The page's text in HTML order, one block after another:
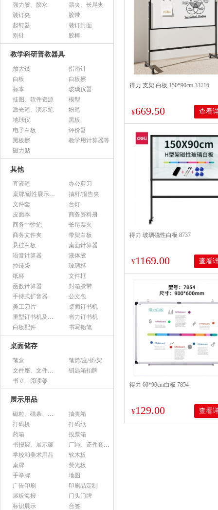
强力胶、胶水
票夹、长尾夹
装订夹
胶带
起钉器
装订封面
别针
胶棒
教学科研普教器具
放大镜
指南针
白板
白板擦
标本
玻璃仪器
挂图、软件资源
模型
激光笔、演示笔
粉笔
地球仪
黑板
电子白板
评价器
黑板擦
教学用计算器等
磁力贴
其他
直液笔
办公剪刀
桌牌/磁性展示帖/证件框
抽杆/报告夹
文件套
台灯
皮面本
商务资料册
商务中性笔
长尾票夹
商务文件夹
带架白板
悬挂白板
桌面计算器
语音计算器
液体胶
拉链袋
玻璃杯
纸杯
文件框
函数计算器
封箱胶带
手持式扩音器
公文包
美工刀片
桌面订书机
重型订书机及其它
省力订书机
白板配件
书写铅笔
桌面储存
笔盒
笔筒/座/插/架
文件座、文件架、文件框
钥匙箱扣牌
书立、阅读架
展示用品
磁粒、磁条、磁片
抽奖箱
打码机
打码纸
药箱
投票箱
书报架、展示架
厂绳、证件套、卡套
学校和美术用品
软木板
桌牌
荧光板
手举牌
地图
广告印刷
印刷品定制
展板海报
门头门牌
标识展示
台签
得力 支架 白板 150*90cm 33716
¥669.50 查看
得力 玻璃磁性白板 8737
¥1169.00 查看
得力 60*90cm白板 7854
¥129.00 查看